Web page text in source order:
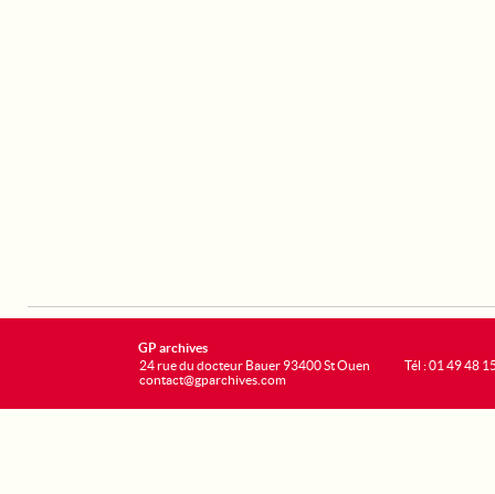
GP archives
24 rue du docteur Bauer 93400 St Ouen
contact@gparchives.com
Tél : 01 49 48